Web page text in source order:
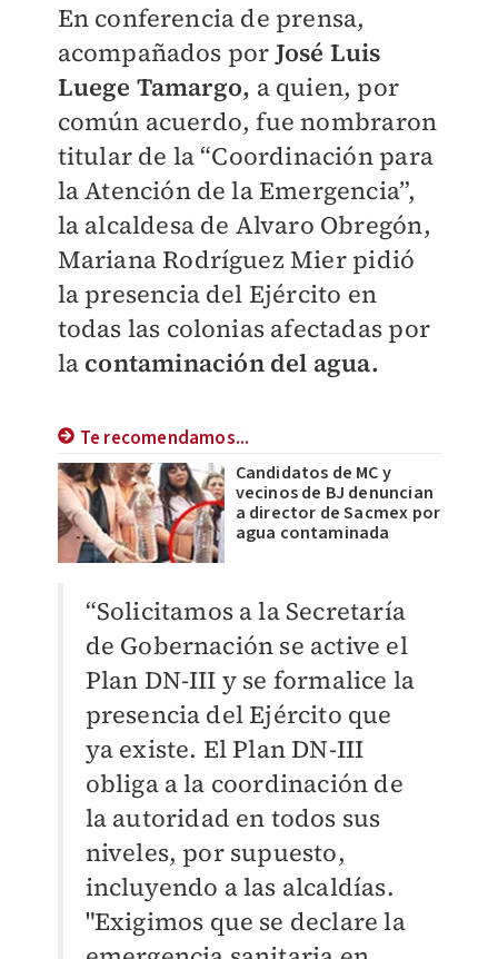
En conferencia de prensa,
acompañados por José Luis
Luege Tamargo, a quien, por
común acuerdo, fue nombraron
titular de la “Coordinación para
la Atención de la Emergencia”,
la alcaldesa de Alvaro Obregón,
Mariana Rodríguez Mier pidió
la presencia del Ejército en
todas las colonias afectadas por
la contaminación del agua.
Te recomendamos...
Candidatos de MC y
vecinos de BJ denuncian
a director de Sacmex por
agua contaminada
“Solicitamos a la Secretaría
de Gobernación se active el
Plan DN-III y se formalice la
presencia del Ejército que
ya existe. El Plan DN-III
obliga a la coordinación de
la autoridad en todos sus
niveles, por supuesto,
incluyendo a las alcaldías.
"Exigimos que se declare la